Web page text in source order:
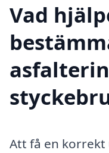
Vad
Att få en